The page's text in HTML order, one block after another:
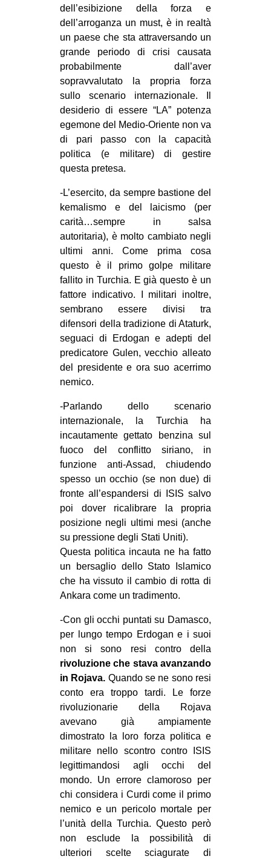
MONDO
Fb
tw
ms
SEARCH
dell’esibizione della forza e
dell’arroganza un must, è in realtà
un paese che sta attraversando un
grande periodo di crisi causata
probabilmente dall’aver
sopravvalutato la propria forza
sullo scenario internazionale. Il
desiderio di essere “LA” potenza
egemone del Medio-Oriente non va
di pari passo con la capacità
politica (e militare) di gestire
questa pretesa.
-L’esercito, da sempre bastione del
kemalismo e del laicismo (per
carità…sempre in salsa
autoritaria), è molto cambiato negli
ultimi anni. Come prima cosa
questo è il primo golpe militare
fallito in Turchia. E già questo è un
fattore indicativo. I militari inoltre,
sembrano essere divisi tra
difensori della tradizione di Ataturk,
seguaci di Erdogan e adepti del
predicatore Gulen, vecchio alleato
del presidente e ora suo acerrimo
nemico.
-Parlando dello scenario
internazionale, la Turchia ha
incautamente gettato benzina sul
fuoco del conflitto siriano, in
funzione anti-Assad, chiudendo
spesso un occhio (se non due) di
fronte all’espandersi di ISIS salvo
poi dover ricalibrare la propria
posizione negli ultimi mesi (anche
su pressione degli Stati Uniti).
Questa politica incauta ne ha fatto
un bersaglio dello Stato Islamico
che ha vissuto il cambio di rotta di
Ankara come un tradimento.
-Con gli occhi puntati su Damasco,
per lungo tempo Erdogan e i suoi
non si sono resi contro della
rivoluzione che stava avanzando
in Rojava. Quando se ne sono resi
conto era troppo tardi. Le forze
rivoluzionarie della Rojava
avevano già ampiamente
dimostrato la loro forza politica e
militare nello scontro contro ISIS
legittimandosi agli occhi del
mondo. Un errore clamoroso per
chi considera i Curdi come il primo
nemico e un pericolo mortale per
l’unità della Turchia. Questo però
non esclude la possibilità di
ulteriori scelte sciagurate di